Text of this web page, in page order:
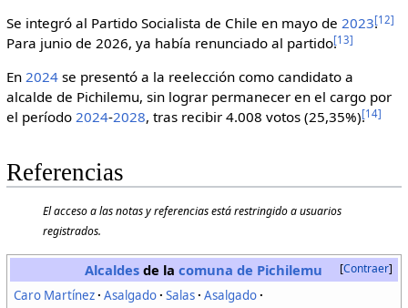
Se integró al Partido Socialista de Chile en mayo de 2023.[12]
Para junio de 2026, ya había renunciado al partido.[13]
En 2024se presentó a la reelección como candidato a
alcalde de Pichilemu, sin lograr permanecer en el cargo por
el período 2024-2028, tras recibir 4.008 votos (25,35%).[14]
Referencias
El acceso a las notas y referencias está restringido a usuarios
registrados.
Contraer
Alcaldes de lacomuna de Pichilemu
Caro Martínez Asalgado Salas Asalgado